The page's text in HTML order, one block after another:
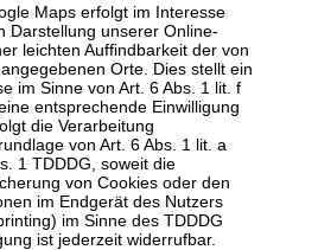
Maps erfolgt im Interesse
Darstellung unserer Online-
leichten Auffindbarkeit der von
Orte. Dies stellt ein
im Sinne von Art. 6 Abs. 1 lit. f
entsprechende Einwilligung
die Verarbeitung
von Art. 6 Abs. 1 lit. a
1 TDDDG, soweit die
von Cookies oder den
im Endgerät des Nutzers
im Sinne des TDDDG
ist jederzeit widerrufbar.